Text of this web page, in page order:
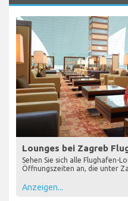
Lounges bei Zagreb
Sehen Sie sich alle Flughafen-
Öffnungszeiten an, die unter
Anzeigen...